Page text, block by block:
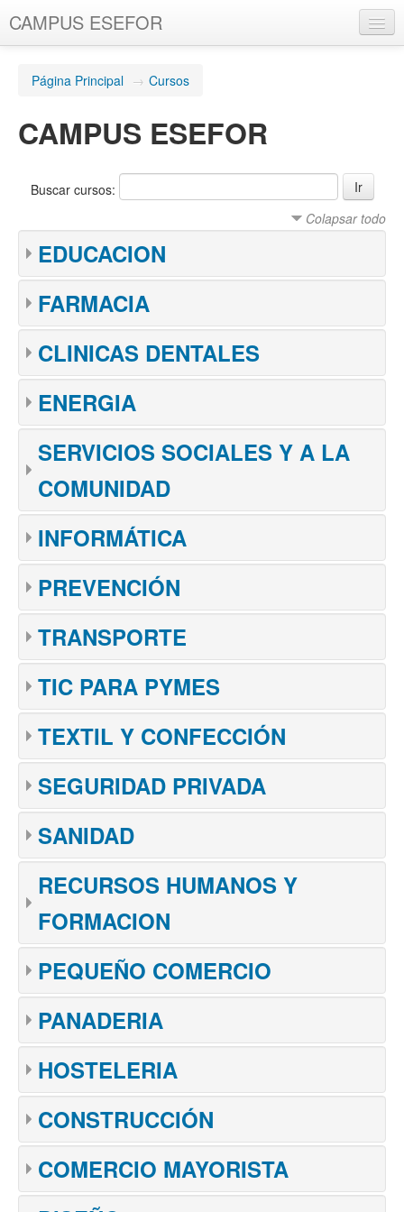
CAMPUS ESEFOR
Página Principal → Cursos
CAMPUS ESEFOR
Buscar cursos:
Colapsar todo
EDUCACION
FARMACIA
CLINICAS DENTALES
ENERGIA
SERVICIOS SOCIALES Y A LA
COMUNIDAD
INFORMÁTICA
PREVENCIÓN
TRANSPORTE
TIC PARA PYMES
TEXTIL Y CONFECCIÓN
SEGURIDAD PRIVADA
SANIDAD
RECURSOS HUMANOS Y
FORMACION
PEQUEÑO COMERCIO
PANADERIA
HOSTELERIA
CONSTRUCCIÓN
COMERCIO MAYORISTA